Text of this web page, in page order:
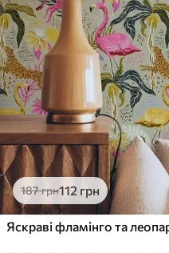
187грн112 грн